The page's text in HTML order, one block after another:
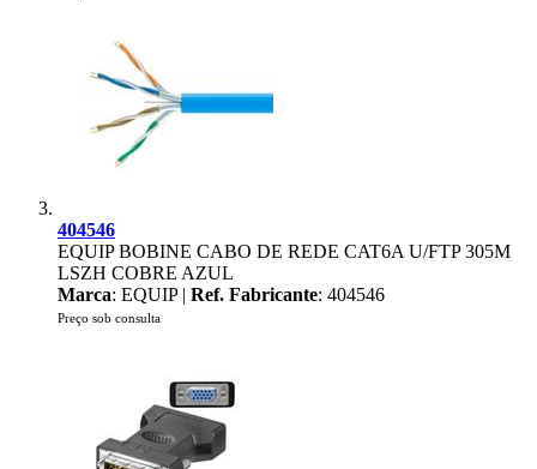
404546
EQUIP BOBINE CABO DE REDE CAT6A U/FTP 305M
LSZH COBRE AZUL
Marca: EQUIP | Ref. Fabricante: 404546
Preço sob consulta